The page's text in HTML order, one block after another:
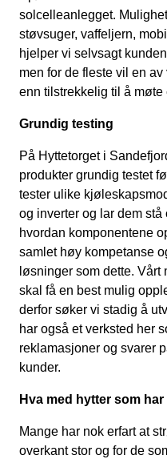
solcelleanlegget.
støvsuger, vaffeljern,
hjelper vi selvsagt
men for de fleste vil en
enn tilstrekkelig til å møte
Grundig testing
På Hyttetorget i
produkter grundig testet
tester ulike
og inverter og lar dem
hvordan komponentene
samlet høy kompetanse
løsninger som dette.
skal få en best mulig
derfor søker vi stadig å
har også et verksted her
reklamasjoner og svarer
kunder.
Hva med hytter som
Mange har nok erfart at
overkant stor og for de